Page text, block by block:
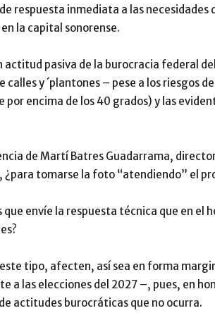
respuesta inmediata a las necesidades
la capital sonorense.
pasiva de la burocracia federal
calles y ´plantones – pese a los riesgos
por encima de los 40 grados) y las
de Martí Batres Guadarrama,
tomarse la foto “atendiendo” el
que envíe la respuesta técnica que en el
tipo, afecten, así sea en forma
a las elecciones del 2027 –, pues, en
actitudes burocráticas que no ocurra.